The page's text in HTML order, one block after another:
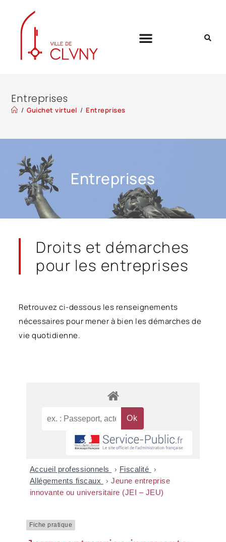
Entreprises
/ Guichet virtuel / Entreprises
Entreprises
Droits et démarches
pour les entreprises
Retrouvez ci-dessous les renseignements
nécessaires pour mener à bien les démarches de
vie quotidienne.
Accueil professionnels > Fiscalité >
Allégements fiscaux > Jeune entreprise
innovante ou universitaire (JEI – JEU)
Fiche pratique